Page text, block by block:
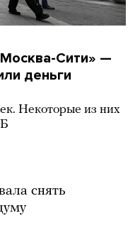
Сити» —
деньги
Некоторые из них
снять